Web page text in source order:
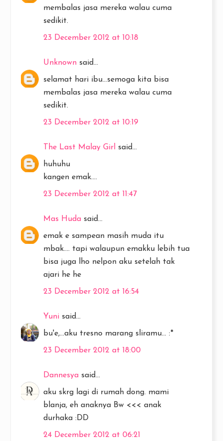
membalas jasa mereka walau cuma
sedikit.
23 December 2012 at 10:18
Unknown said...
selamat hari ibu...semoga kita bisa
membalas jasa mereka walau cuma
sedikit.
23 December 2012 at 10:19
The Last Malay Girl said...
huhuhu
kangen emak....
23 December 2012 at 11:47
Mas Huda said...
emak e sampean masih muda itu
mbak.... tapi walaupun emakku lebih tua
bisa juga lho nelpon aku setelah tak
ajari he he
23 December 2012 at 16:54
Yuni said...
bu'e,...aku tresno marang sliramu... :*
23 December 2012 at 18:00
Dannesya said...
aku skrg lagi di rumah dong. mami
blanja, eh anaknya Bw <<< anak
durhaka :DD
24 December 2012 at 06:21